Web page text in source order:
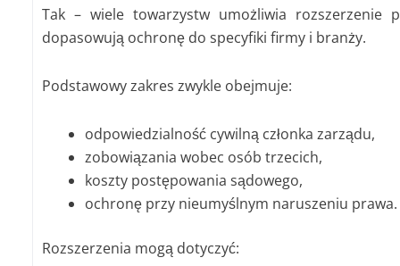
Tak – wiele towarzystw umożliwia rozszerzenie
dopasowują ochronę do specyfiki firmy i branży.
Podstawowy zakres zwykle obejmuje:
odpowiedzialność cywilną członka zarządu,
zobowiązania wobec osób trzecich,
koszty postępowania sądowego,
ochronę przy nieumyślnym naruszeniu prawa.
Rozszerzenia mogą dotyczyć: